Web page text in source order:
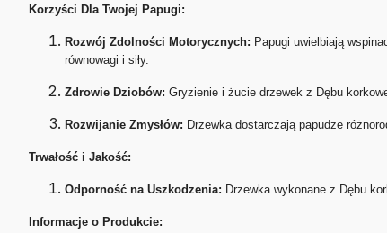
Korzyści Dla Twojej Papugi:
Rozwój Zdolności Motorycznych: Papugi uwielbiają
równowagi i siły.
Zdrowie Dziobów: Gryzienie i żucie drzewek z Dębu
Rozwijanie Zmysłów: Drzewka dostarczają papudze
Trwałość i Jakość:
Odporność na Uszkodzenia: Drzewka wykonane z Dębu
Informacje o Produkcie: